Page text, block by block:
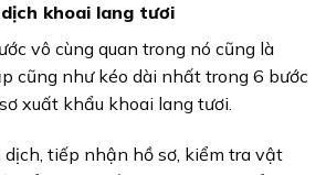
khoai lang tươi
vô cùng quan trong nó cũng là
cũng như kéo dài nhất trong 6 bước
xuất khẩu khoai lang tươi.
tiếp nhận hồ sơ, kiểm tra vật